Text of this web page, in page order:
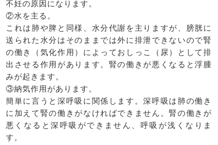
不妊の原因になります。
②水を主る。
これは肺や脾と同様、水分代謝を主りますが、膀胱に
送られた水分はそのままでは外に排泄できないので腎
の働き（気化作用）によっておしっこ（尿）として排
出させる作用があります。腎の働きが悪くなると浮腫
みが起きます。
③納気作用があります。
簡単に言うと深呼吸に関係します。深呼吸は肺の働き
に加えて腎の働きがなければできません。腎の働きが
悪くなると深呼吸ができません、呼吸が浅くなりま
す。